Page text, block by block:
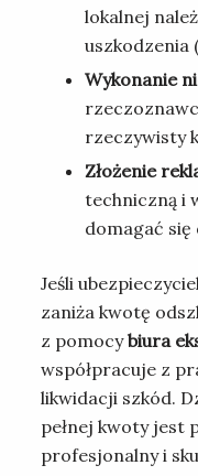
lokalnej
uszkodzenia
Wykonanie
rzeczywisty
Złożenie
techniczną i
domagać się
Jeśli
zaniża kwotę
z pomocybiura
współpracuje z
likwidacji szkód.
pełnej kwoty jest
profesjonalny i